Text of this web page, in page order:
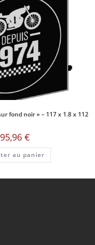
fond noir » – 117 x 1.8 x 112
95,96 €
au panier